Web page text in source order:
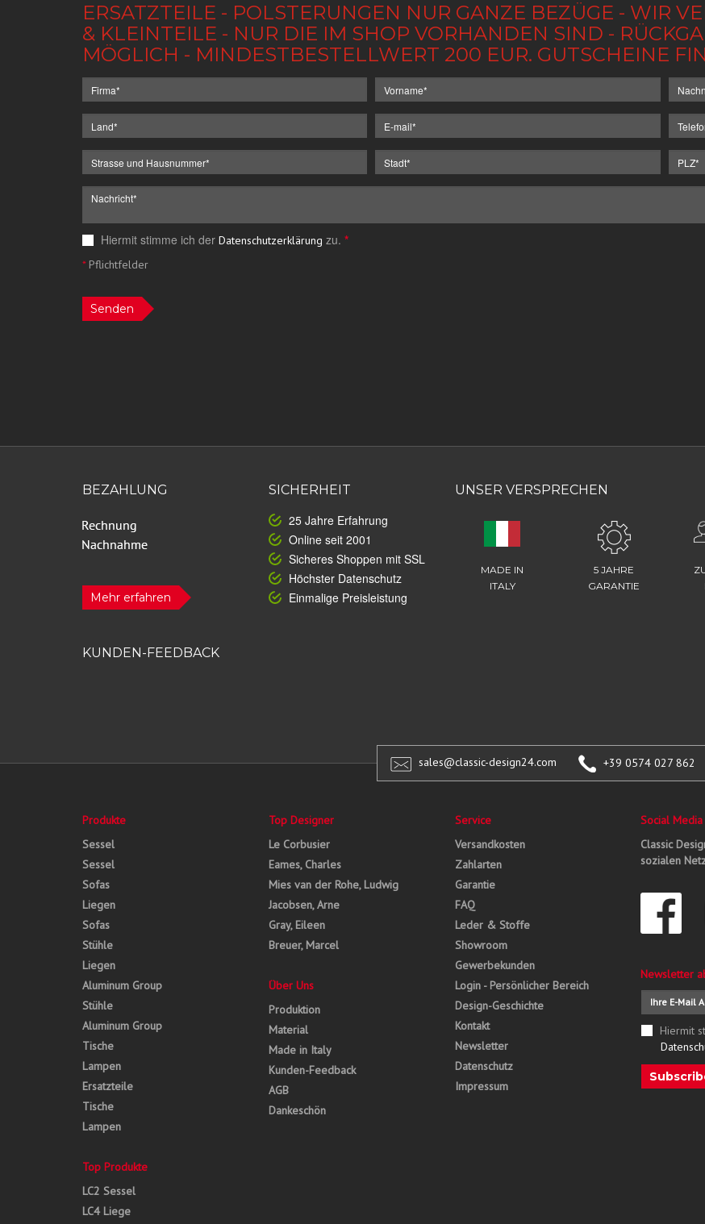
ERSATZTEILE - POLSTERUNGEN NUR GANZE BEZÜGE - WIR
& KLEINTEILE - NUR DIE IM SHOP VORHANDEN SIND -
MÖGLICH - MINDESTBESTELLWERT 200 EUR. GUTSCHEINE
Hiermit stimme ich der Datenschutzerklärung zu. *
*Pflichtfelder
Senden
BEZAHLUNG
Mehr erfahren
SICHERHEIT
25 Jahre Erfahrung
Online seit 2001
Sicheres Shoppen mit SSL
Höchster Datenschutz
Einmalige Preisleistung
UNSER VERSPRECHEN
MADE IN
ITALY
5 JAHRE
GARANTIE
KUNDEN-FEEDBACK
sales@classic-design24.com +39 0574 027 862
Produkte
Sessel
Sessel
Sofas
Liegen
Sofas
Stühle
Liegen
Aluminum Group
Stühle
Aluminum Group
Tische
Lampen
Ersatzteile
Tische
Lampen
Top Produkte
LC2 Sessel
LC4 Liege
Top Designer
Le Corbusier
Eames, Charles
Mies van der Rohe, Ludwig
Jacobsen, Arne
Gray, Eileen
Breuer, Marcel
Über Uns
Produktion
Material
Made in Italy
Kunden-Feedback
AGB
Dankeschön
Service
Versandkosten
Zahlarten
Garantie
FAQ
Leder & Stoffe
Showroom
Gewerbekunden
Login - Persönlicher Bereich
Design-Geschichte
Kontakt
Newsletter
Datenschutz
Impressum
Social Media
Classic
sozialen
Newsletter
Hiermit